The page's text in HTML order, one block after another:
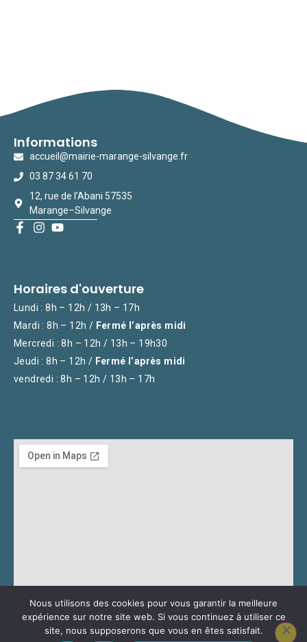
Informations
accueil@mairie-marange-silvange.fr
03 87 34 61 70
12, rue de l’Abani 57535
Marange–Silvange
Horaires d'ouverture
Lundi : 8h – 12h / 13h – 17h
Mardi : 8h – 12h / Fermé l’après midi
Mercredi : 8h – 12h / 13h – 19h30
Jeudi : 8h – 12h / Fermé l’après midi
vendredi : 8h – 12h / 13h – 17h
Nous utilisons des cookies pour vous garantir la meilleure
expérience sur notre site web. Si vous continuez à utiliser ce
site, nous supposerons que vous en êtes satisfait.